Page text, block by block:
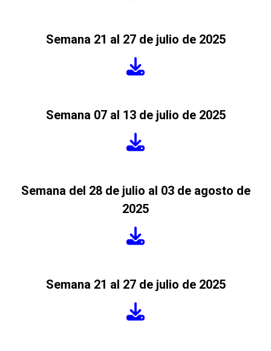
Semana 21 al 27 de julio de 2025
Semana 07 al 13 de julio de 2025
Semana del 28 de julio al 03 de agosto de
2025
Semana 21 al 27 de julio de 2025